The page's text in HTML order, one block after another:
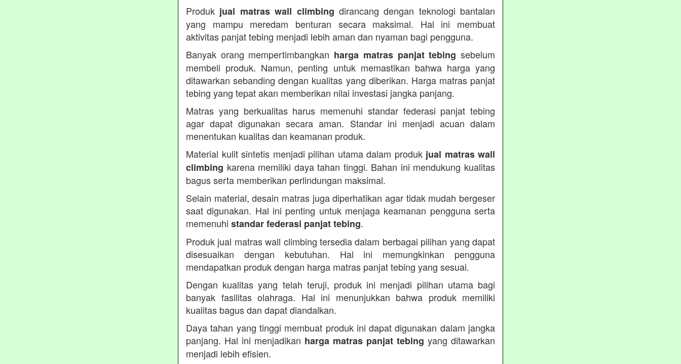
Produk jual matras wall climbing dirancang dengan teknologi bantalan
yang mampu meredam benturan secara maksimal. Hal ini membuat
aktivitas panjat tebing menjadi lebih aman dan nyaman bagi pengguna.
Banyak orang mempertimbangkan harga matras panjat tebing sebelum
membeli produk. Namun, penting untuk memastikan bahwa harga yang
ditawarkan sebanding dengan kualitas yang diberikan. Harga matras panjat
tebing yang tepat akan memberikan nilai investasi jangka panjang.
Matras yang berkualitas harus memenuhi standar federasi panjat tebing
agar dapat digunakan secara aman. Standar ini menjadi acuan dalam
menentukan kualitas dan keamanan produk.
Material kulit sintetis menjadi pilihan utama dalam produk jual matras wall
climbing karena memiliki daya tahan tinggi. Bahan ini mendukung kualitas
bagus serta memberikan perlindungan maksimal.
Selain material, desain matras juga diperhatikan agar tidak mudah bergeser
saat digunakan. Hal ini penting untuk menjaga keamanan pengguna serta
memenuhi standar federasi panjat tebing.
Produk jual matras wall climbing tersedia dalam berbagai pilihan yang dapat
disesuaikan dengan kebutuhan. Hal ini memungkinkan pengguna
mendapatkan produk dengan harga matras panjat tebing yang sesuai.
Dengan kualitas yang telah teruji, produk ini menjadi pilihan utama bagi
banyak fasilitas olahraga. Hal ini menunjukkan bahwa produk memiliki
kualitas bagus dan dapat diandalkan.
Daya tahan yang tinggi membuat produk ini dapat digunakan dalam jangka
panjang. Hal ini menjadikan harga matras panjat tebing yang ditawarkan
menjadi lebih efisien.